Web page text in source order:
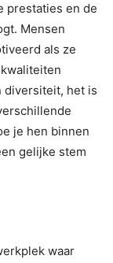
prestaties en de
Mensen
als ze
diversiteit, het is
je hen binnen
gelijke stem
waar